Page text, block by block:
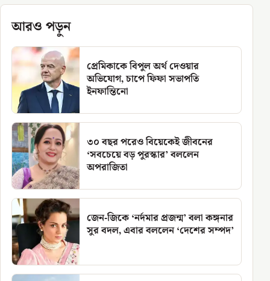
আরও পড়ুন
প্রেমিকাকে বিপুল অর্থ দেওয়ার
অভিযোগ, চাপে ফিফা সভাপতি
ইনফান্তিনো
৩০ বছর পরেও বিয়েকেই জীবনের
‘সবচেয়ে বড় পুরস্কার’ বললেন
অপরাজিতা
জেন-জিকে ‘নর্দমার প্রজন্ম’ বলা কঙ্গনার
সুর বদল, এবার বললেন ‘দেশের সম্পদ’